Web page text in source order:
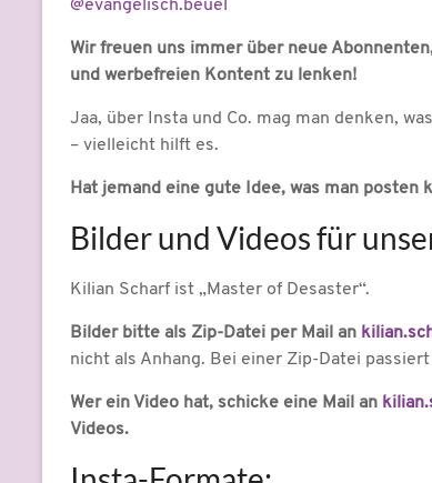
@evangelisch.beuel
Wir freuen uns immer über neue
und werbefreien Kontent zu lenken!
Jaa, über Insta und Co. mag man denken,
– vielleicht hilft es.
Hat jemand eine gute Idee, was man posten
Bilder und Videos für
Kilian Scharf ist „Master of Desaster“.
Bilder bitte als Zip-Datei per Mail an
nicht als Anhang. Bei einer Zip-Datei
Wer ein Video hat, schicke eine Mail an
Videos.